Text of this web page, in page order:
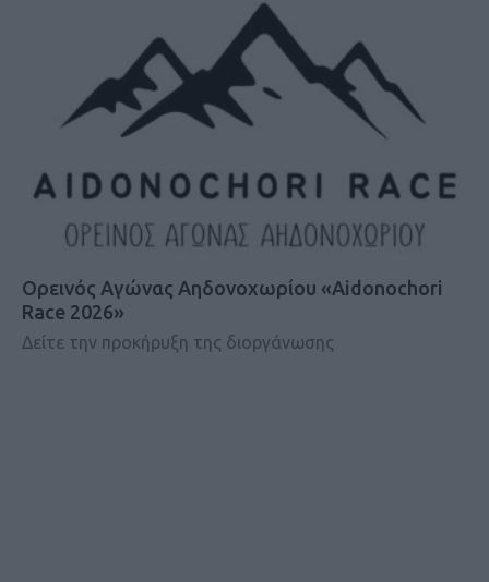
Ορεινός Αγώνας Αηδονοχωρίου «Aidonochori
Race 2026»
Δείτε την προκήρυξη της διοργάνωσης